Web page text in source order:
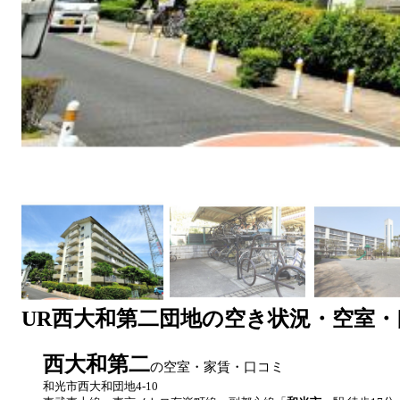
UR西大和第二団地の空き状況・空室
西大和第二の空室・家賃・口コミ
和光市西大和団地4-10